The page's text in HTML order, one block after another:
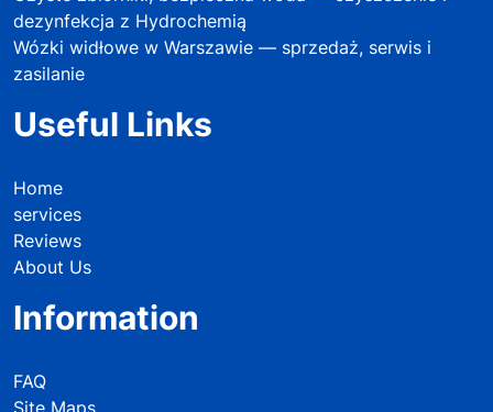
dezynfekcja z Hydrochemią
Wózki widłowe w Warszawie — sprzedaż, serwis i
zasilanie
Useful Links
Home
services
Reviews
About Us
Information
FAQ
Site Maps